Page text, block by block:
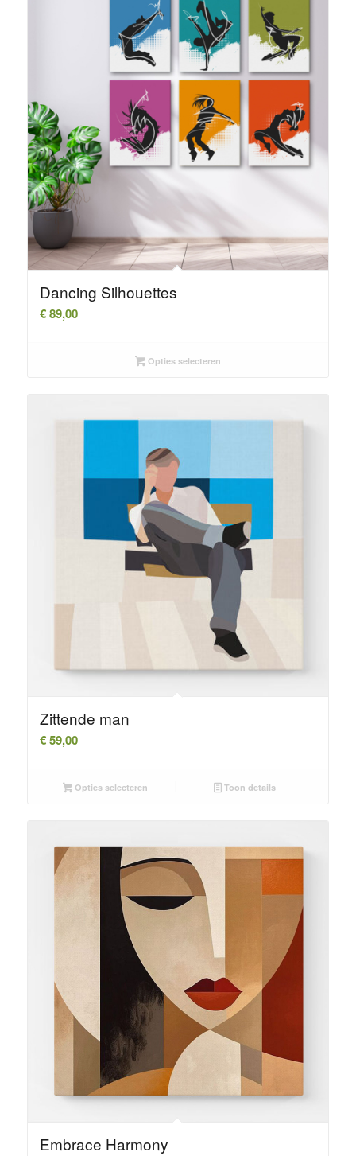
Dancing Silhouettes
€89,00
Opties selecteren
Zittende man
€59,00
Opties selecteren Toon details
Embrace Harmony